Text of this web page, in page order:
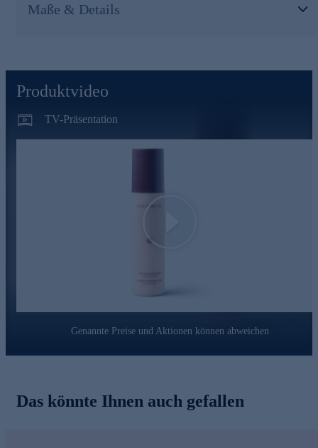
Maße & Details
Produktvideo
TV-Präsentation
Genannte Preise und Aktionen können abweichen
Das könnte Ihnen auch gefallen